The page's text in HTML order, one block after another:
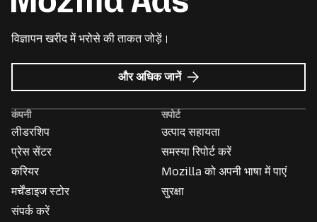
विज्ञापन खरीद में भरोसे की ताकत जोड़ें।
Mozilla
विज्ञापन
और अधिक जानें
कंपनी
लीडरशिप
प्रेस सेंटर
करियर
मर्चेंडाइज स्टोर
संपर्क करें
सपोर्ट
उत्पाद सहायता
समस्या रिपोर्ट करें
Mozilla को अपनी भाषा में पाएं
सुरक्षा